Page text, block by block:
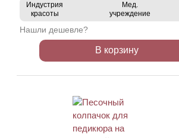
Индустрия
красоты
Мед.
учреждение
Нашли дешевле?
В корзину